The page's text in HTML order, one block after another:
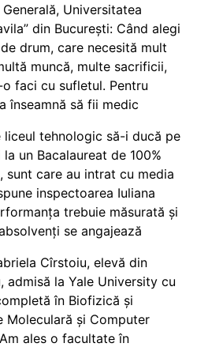
Universitatea
din București: Când alegi
drum, care necesită mult
muncă, multe sacrificii,
faci cu sufletul. Pentru
înseamnă să fii medic
liceul tehnologic să-i ducă pe
un Bacalaureat de 100%
sunt care au intrat cu media
inspectoarea Iuliana
trebuie măsurată și
se angajează
Cîrstoiu, elevă din
admisă la Yale University cu
în Biofizică și
Moleculară și Computer
ales o facultate în